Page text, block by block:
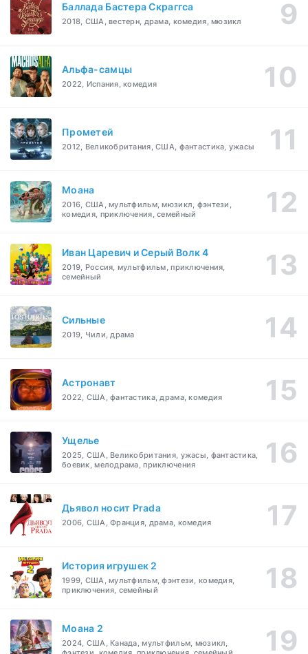
Баллада Бастера Скраггса
2018, США, вестерн, драма, комедия, мюзикл
Альфа-самцы
2022, Испания, комедия
Прометей
2012, Великобритания, США, фантастика, ужасы
Моана
2016, США, мультфильм, мюзикл, фэнтези,
комедия, приключения, семейный
Иван Царевич и Серый Волк 4
2019, Россия, мультфильм, приключения,
семейный
Сильные
2019, Чили, драма
Астронавт
2022, США, фантастика, драма, комедия
Ущелье
2025, США, Великобритания, ужасы, фантастика,
боевик, мелодрама, приключения
Дьявол носит Prada
2006, США, Франция, драма, комедия
История игрушек 2
1999, США, мультфильм, фэнтези, комедия,
приключения, семейный
Моана 2
2024, США, Канада, мультфильм, мюзикл,